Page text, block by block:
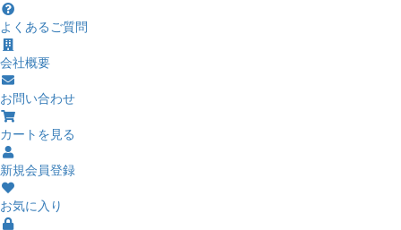
よくあるご質問
会社概要
お問い合わせ
カートを見る
新規会員登録
お気に入り